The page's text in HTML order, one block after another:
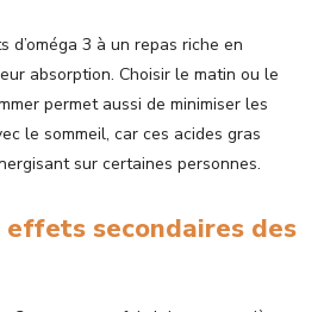
d’oméga 3 à un repas riche en
absorption. Choisir le matin ou le
permet aussi de minimiser les
le sommeil, car ces acides gras
sur certaines personnes.
secondaires des